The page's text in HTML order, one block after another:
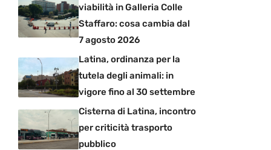
viabilità in Galleria Colle
Staffaro: cosa cambia dal
7 agosto 2026
Latina, ordinanza per la
tutela degli animali: in
vigore fino al 30 settembre
Cisterna di Latina, incontro
per criticità trasporto
pubblico